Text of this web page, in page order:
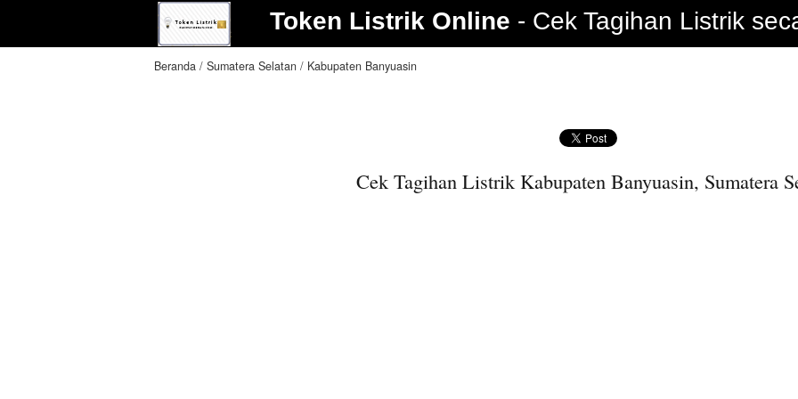
Token Listrik Online Cek Tagihan Listrik
Beranda Sumatera Selatan Kabupaten Banyuasin
Cek Tagihan Listrik Kabupaten Banyuasin, Sumatera